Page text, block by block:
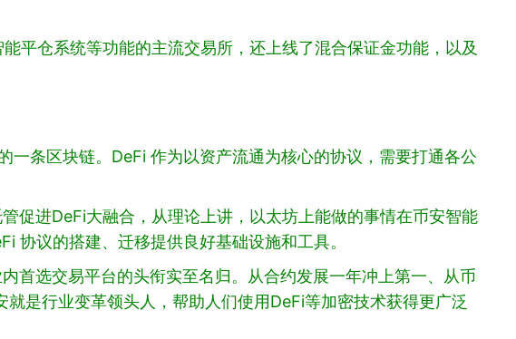
平仓系统等功能的主流交易所，还上线了混合保证金功能，以及
条区块链。DeFi 作为以资产流通为核心的协议，需要打通各公
促进DeFi大融合，从理论上讲，以太坊上能做的事情在币安智能
协议的搭建、迁移提供良好基础设施和工具。
首选交易平台的头衔实至名归。从合约发展一年冲上第一、从币
是行业变革领头人，帮助人们使用DeFi等加密技术获得更广泛